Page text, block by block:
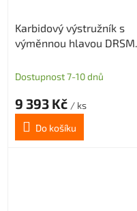
Karbidový výstružník s
výměnnou hlavou DRSMN
Dostupnost 7-10 dnů
9 393 Kč / ks
Do košíku